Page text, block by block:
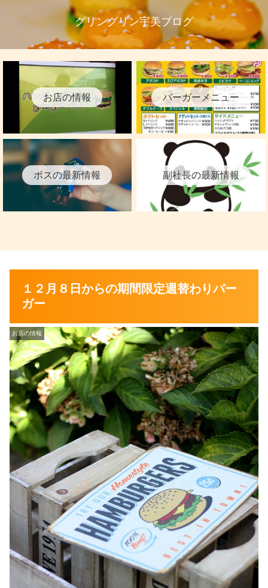
グリングリン宇美ブログ
お店の情報 バーガーメニュー
ボスの最新情報 副社長の最新情報
１２月８日からの期間限定週替わりバー
ガー
お店の情報